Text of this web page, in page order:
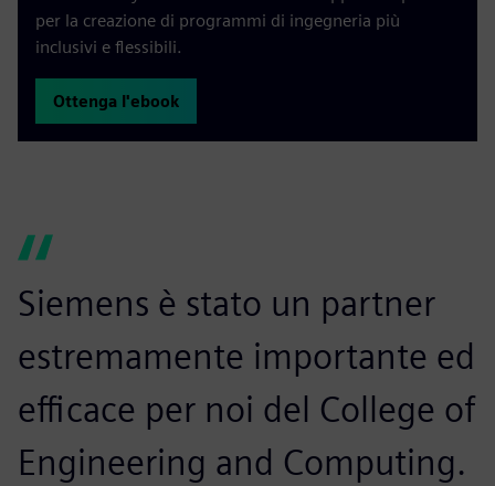
per la creazione di programmi di ingegneria più
inclusivi e flessibili.
Ottenga l'ebook
Siemens è stato un partner
estremamente importante ed
efficace per noi del College of
Engineering and Computing.